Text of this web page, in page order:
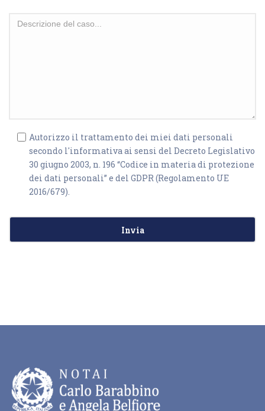
Autorizzo il trattamento dei miei dati personali
secondo l'informativa ai sensi del Decreto Legislativo
30 giugno 2003, n. 196 “Codice in materia di protezione
dei dati personali” e del GDPR (Regolamento UE
2016/679).